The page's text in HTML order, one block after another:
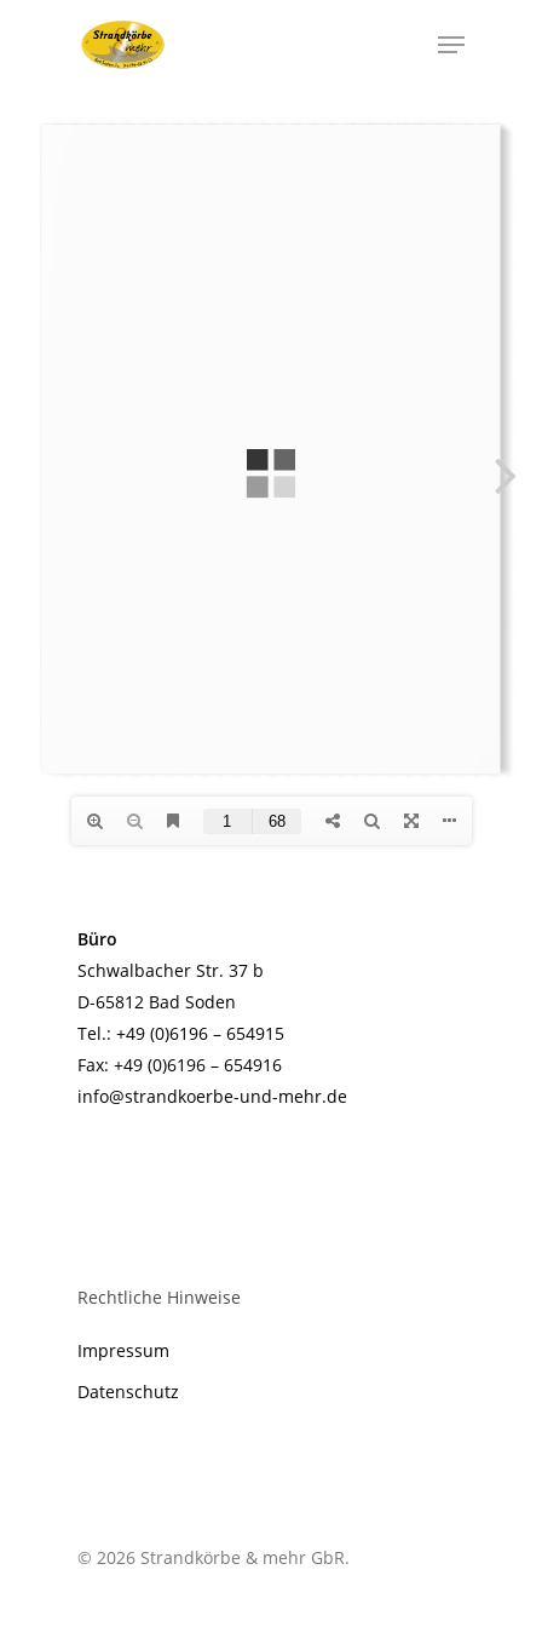
Büro
Schwalbacher Str. 37 b
D-65812 Bad Soden
Tel.: +49 (0)6196 – 654915
Fax: +49 (0)6196 – 654916
info@strandkoerbe-und-mehr.de
Rechtliche Hinweise
Impressum
Datenschutz
© 2026 Strandkörbe & mehr GbR.
Mehr